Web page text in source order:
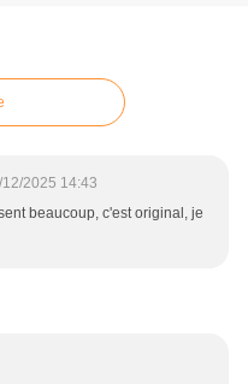
2025 14:43
beaucoup, c'est original, je